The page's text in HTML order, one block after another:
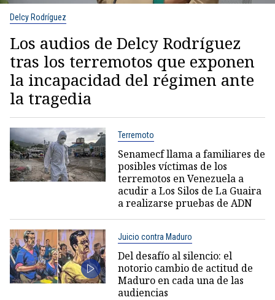
Delcy Rodríguez
Los audios de Delcy Rodríguez
tras los terremotos que exponen
la incapacidad del régimen ante
la tragedia
Terremoto
Senamecf llama a familiares de
posibles víctimas de los
terremotos en Venezuela a
acudir a Los Silos de La Guaira
a realizarse pruebas de ADN
Juicio contra Maduro
Del desafío al silencio: el
notorio cambio de actitud de
Maduro en cada una de las
audiencias